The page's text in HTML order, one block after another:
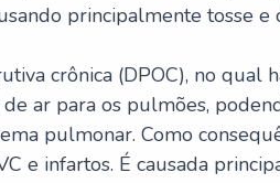
principalmente tosse e
crônica (DPOC), no qual
ar para os pulmões,
pulmonar. Como
e infartos. É causada